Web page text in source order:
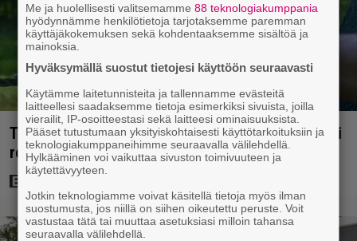
Tuleva videopelielokuva jäi Sam Neillin viimeiseksi
rooliksi
Me ja huolellisesti valitsemamme88 teknologiakumppania
hyödynnämme henkilötietoja tarjotaksemme paremman
käyttäjäkokemuksen sekä kohdentaaksemme sisältöä ja
mainoksia.
Hyväksymällä suostut tietojesi käyttöön seuraavasti
Käytämme laitetunnisteita ja tallennamme evästeitä
laitteellesi saadaksemme tietoja esimerkiksi sivuista, joilla
vierailit, IP-osoitteestasi sekä laitteesi ominaisuuksista.
Pääset tutustumaan yksityiskohtaisesti käyttötarkoituksiin ja
teknologiakumppaneihimme seuraavalla välilehdellä.
Hylkääminen voi vaikuttaa sivuston toimivuuteen ja
käytettävyyteen.
Jotkin teknologiamme voivat käsitellä tietoja myös ilman
suostumusta, jos niillä on siihen oikeutettu peruste. Voit
vastustaa tätä tai muuttaa asetuksiasi milloin tahansa
seuraavalla välilehdellä.